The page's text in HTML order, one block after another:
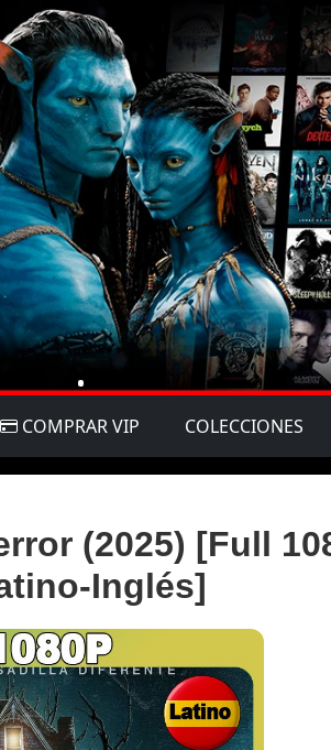
COMPRAR VIP COLECCIONES
(2025) [Full
Inglés]